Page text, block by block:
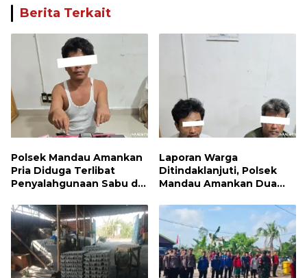
Berita Terkait
Polsek Mandau Amankan
Pria Diduga Terlibat
Penyalahgunaan Sabu di
Laporan Warga
Ditindaklanjuti, Polsek
Mandau Amankan Dua
Paket Sabu